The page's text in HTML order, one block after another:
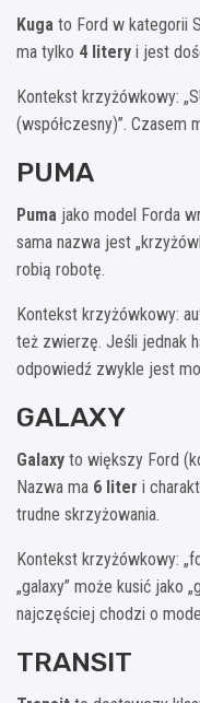
Kuga to Ford w kategorii
ma tylko 4 litery i jest
Kontekst krzyżówkowy:
(współczesny)”. Czasem
PUMA
Puma jako model Forda
sama nazwa jest
robią robotę.
Kontekst krzyżówkowy:
też zwierzę. Jeśli jednak
odpowiedź zwykle jest
GALAXY
Galaxy to większy Ford
Nazwa ma 6 liter i
trudne skrzyżowania.
Kontekst krzyżówkowy:
„galaxy” może kusić jako
najczęściej chodzi o
TRANSIT